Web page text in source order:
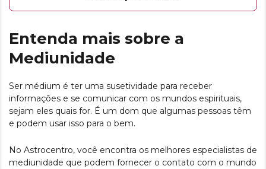
Entenda mais sobre a
Mediunidade
Ser médium é ter uma susetividade para receber
informações e se comunicar com os mundos espirituais,
sejam eles quais for. É um dom que algumas pessoas têm
e podem usar isso para o bem.
No Astrocentro, você encontra os melhores especialistas de
mediunidade que podem fornecer o contato com o mundo